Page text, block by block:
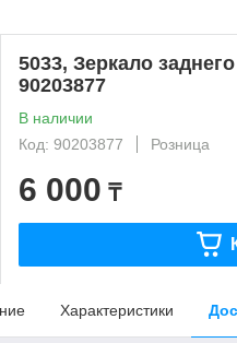
5033, Зеркало
90203877
В наличии
Код: 90203877
Розница
6 000 ₸
Характеристики